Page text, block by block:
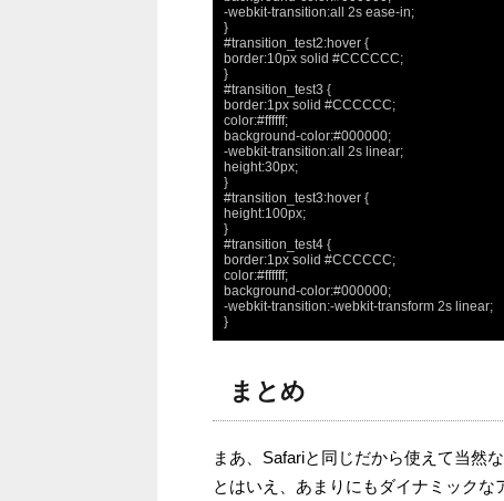
-webkit-transition:all 2s ease-in;
}
#transition_test2:hover {
border:10px solid #CCCCCC;
}
#transition_test3 {
border:1px solid #CCCCCC;
color:#ffffff;
background-color:#000000;
-webkit-transition:all 2s linear;
height:30px;
}
#transition_test3:hover {
height:100px;
}
#transition_test4 {
border:1px solid #CCCCCC;
color:#ffffff;
background-color:#000000;
-webkit-transition:-webkit-transform 2s linear;
}
まとめ
まあ、Safariと同じだから使えて当然
とはいえ、あまりにもダイナミック